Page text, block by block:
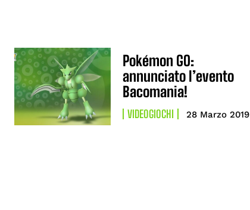
Pokémon GO:
annunciato l’evento
Bacomania!
VIDEOGIOCHI 28 Marzo 2019